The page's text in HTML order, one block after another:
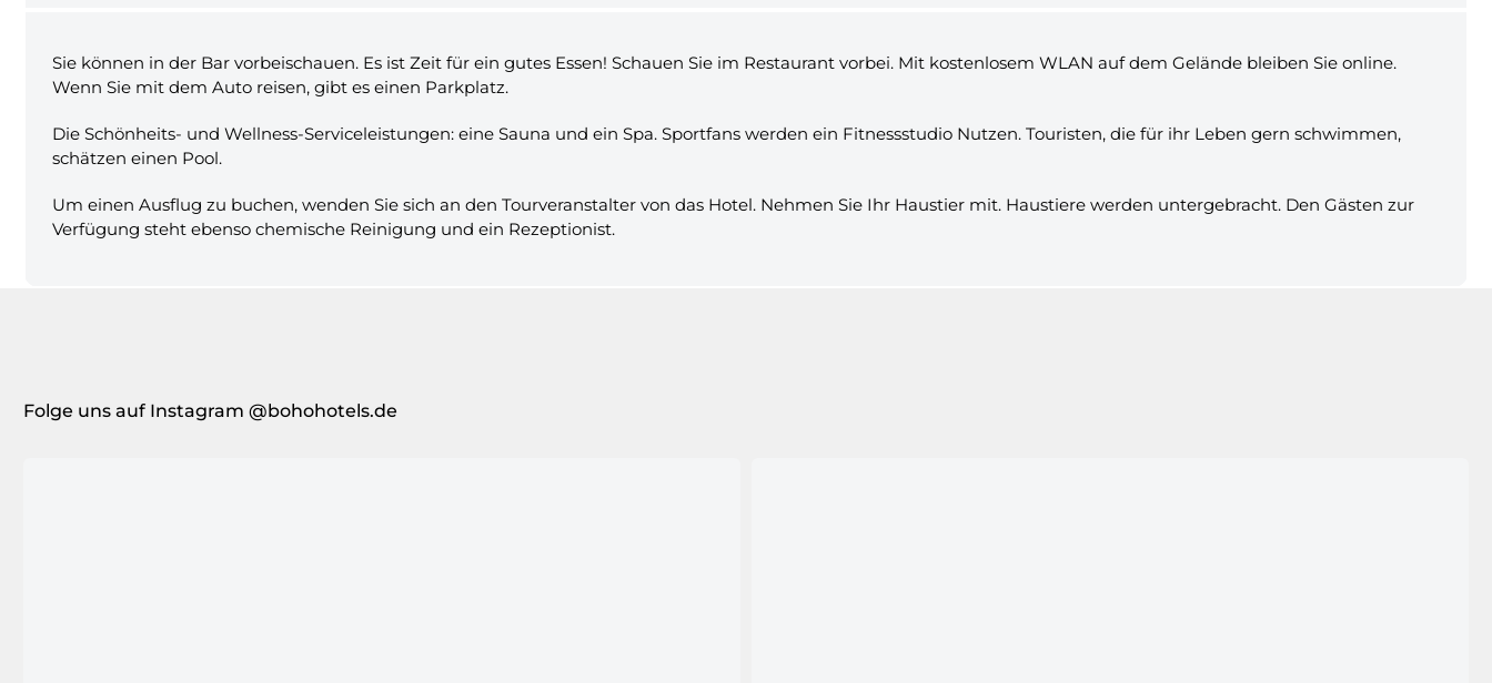
Sie können in der Bar vorbeischauen. Es ist Zeit für ein gutes Essen! Schauen Sie im Restaurant vorbei. Mit kostenlosem WLAN auf dem Gelände bleiben Sie online.
Wenn Sie mit dem Auto reisen, gibt es einen Parkplatz.
Die Schönheits- und Wellness-Serviceleistungen: eine Sauna und ein Spa. Sportfans werden ein Fitnessstudio Nutzen. Touristen, die für ihr Leben gern schwimmen,
schätzen einen Pool.
Um einen Ausflug zu buchen, wenden Sie sich an den Tourveranstalter von das Hotel. Nehmen Sie Ihr Haustier mit. Haustiere werden untergebracht. Den Gästen zur
Verfügung steht ebenso chemische Reinigung und ein Rezeptionist.
Folge uns auf Instagram @bohohotels.de